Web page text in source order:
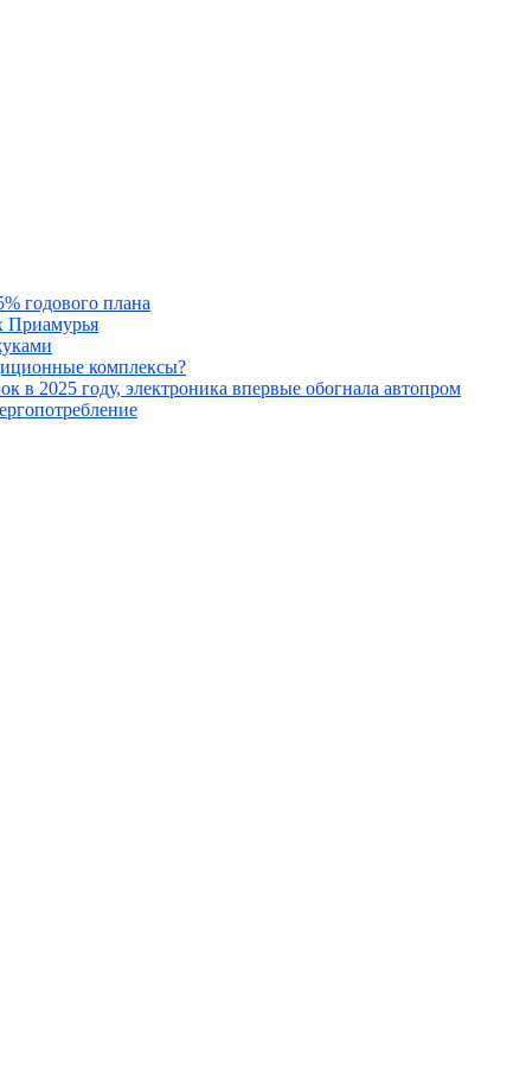
годового плана
Приамурья
комплексы?
2025 году, электроника впервые обогнала автопром